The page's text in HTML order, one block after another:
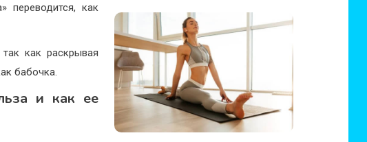
переводится, как
как раскрывая
бабочка.
и как ее